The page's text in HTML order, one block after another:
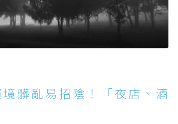
髒亂易招陰！「夜店、酒